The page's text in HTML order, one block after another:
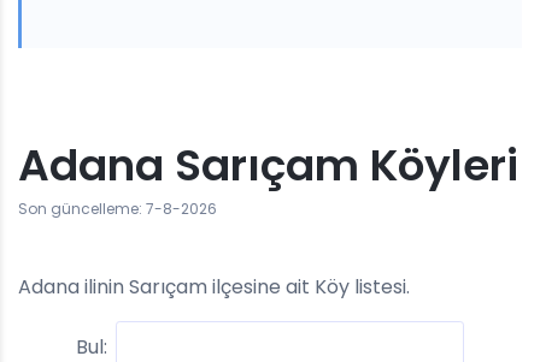
Adana Sarıçam Köyleri
Son güncelleme: 7-8-2026
Adana ilinin Sarıçam ilçesine ait Köy listesi.
Bul: